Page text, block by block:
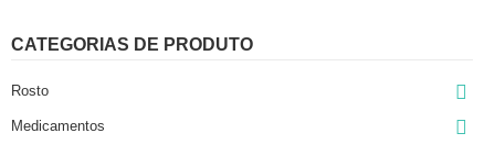
CATEGORIAS DE PRODUTO
Rosto 
Medicamentos 